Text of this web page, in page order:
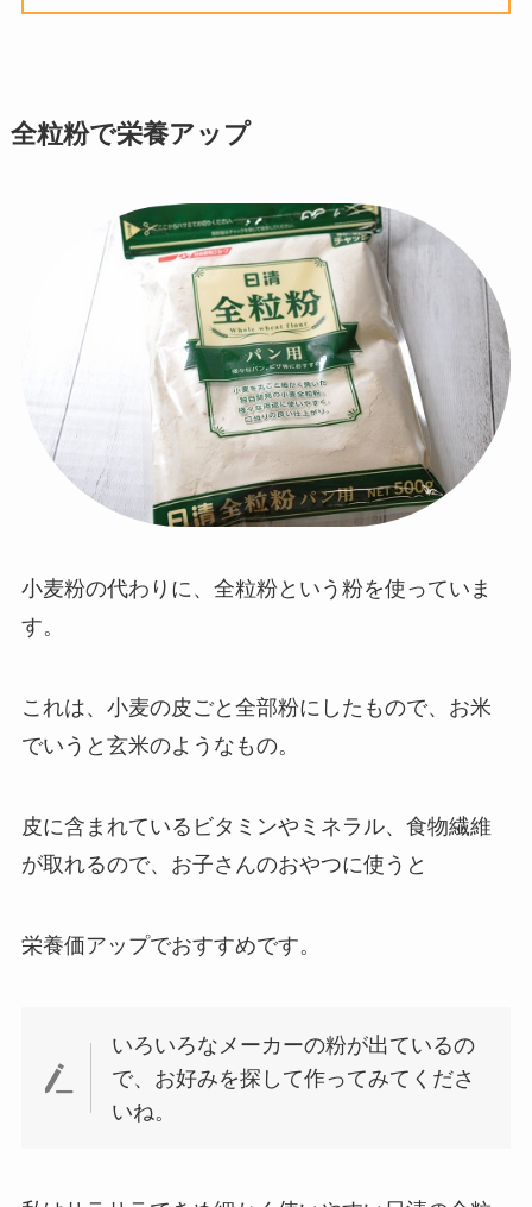
全粒粉で栄養アップ
小麦粉の代わりに、全粒粉という粉を使っていま
す。
これは、小麦の皮ごと全部粉にしたもので、お米
でいうと玄米のようなもの。
皮に含まれているビタミンやミネラル、食物繊維
が取れるので、お子さんのおやつに使うと
栄養価アップでおすすめです。
いろいろなメーカーの粉が出ているの
で、お好みを探して作ってみてくださ
いね。